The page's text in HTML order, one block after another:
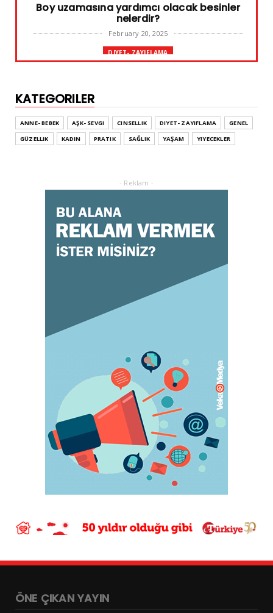
Boy uzamasına yardımcı olacak besinler
nelerdir?
February 20, 2025
DIYET- ZAYIFLAMA
Leke ve çatlak tedavisinde radyofrekans
yöntemi
February 02, 2025
Dufold Etiketler Hakkında Bilgi
Doğru ayakkabı mutlu çocuk!
July 31, 2023
Orgazm olan kadınlar daha çabuk hamile
kalıyor
May 05, 2023
KATEGORILER
ANNE- BEBEK AŞK- SEVGI CINSELLIK DIYET- ZAYIFLAMA
GENEL
GÜZELLIK
KADIN PRATIK SAĞLIK YAŞAM YIYECEKLER
- Reklam -
ÖNE ÇIKAN YAYIN